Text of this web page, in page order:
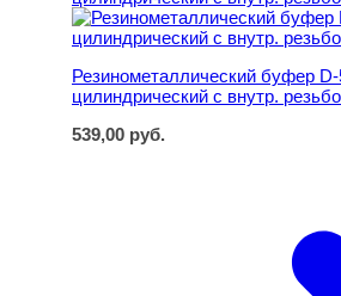
Резинометаллический буфер
цилиндрический с внутр.
539,00 руб.